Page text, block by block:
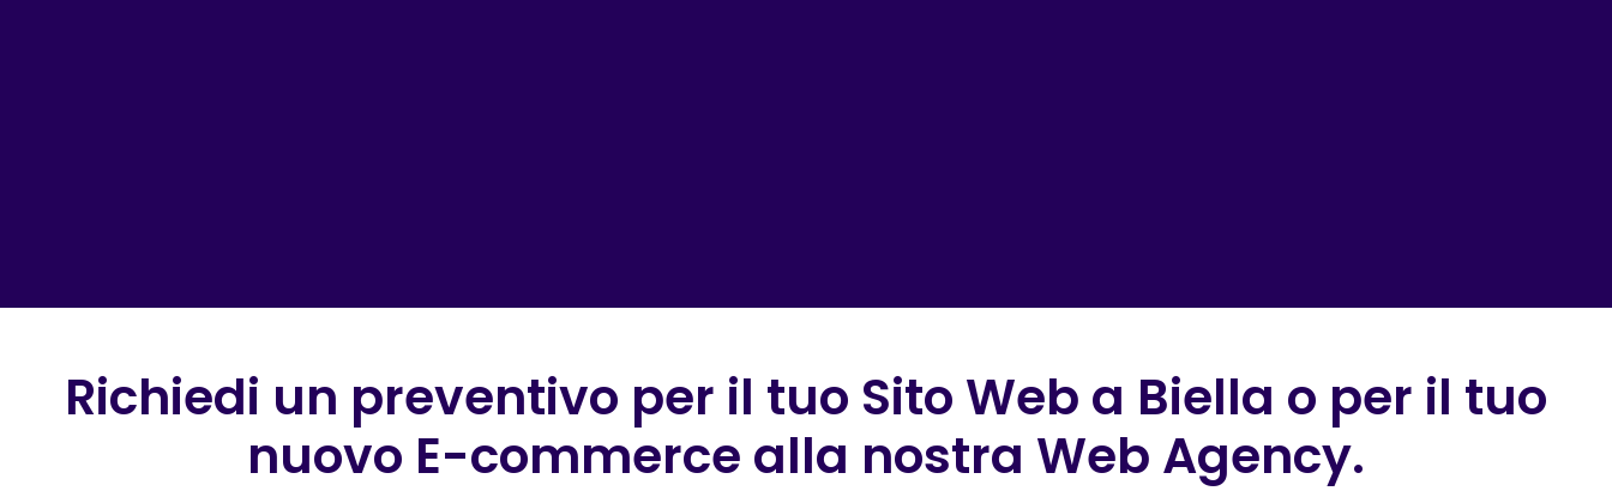
Richiedi un preventivo per il tuo Sito Web a Biella o per il tuo
nuovo E-commerce alla nostra Web Agency.